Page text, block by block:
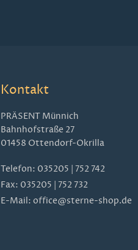
Kontakt
PRÄSENT Münnich
Bahnhofstraße 27
01458 Ottendorf-Okrilla
Telefon: 035205 | 752 742
Fax: 035205 | 752 732
E-Mail: office@sterne-shop.de